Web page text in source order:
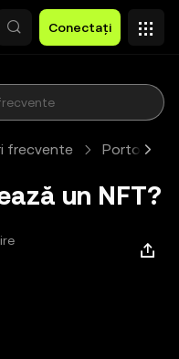
Conectați
frecvente Portofel
un NFT?